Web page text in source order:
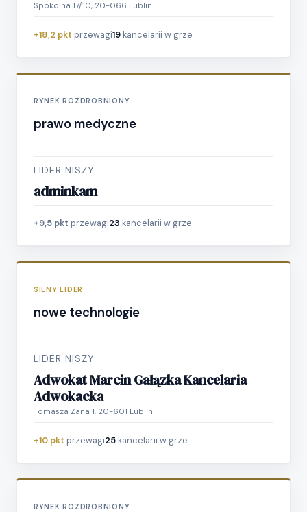
Spokojna 17/10, 20-066 Lublin
+18,2 pkt przewagi19 kancelarii w grze
RYNEK ROZDROBNIONY
prawo medyczne
LIDER NISZY
adminkam
+9,5 pkt przewagi23 kancelarii w grze
SILNY LIDER
nowe technologie
LIDER NISZY
Adwokat Marcin Gałązka Kancelaria
Adwokacka
Tomasza Zana 1, 20-601 Lublin
+10 pkt przewagi25 kancelarii w grze
RYNEK ROZDROBNIONY